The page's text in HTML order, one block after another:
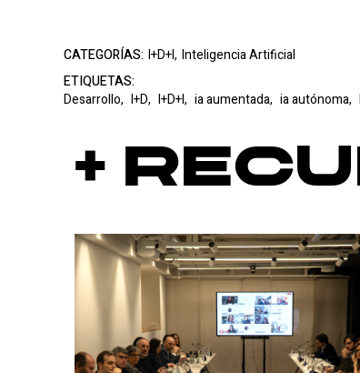
CATEGORÍAS: I+D+I, Inteligencia Artificial
ETIQUETAS:
Desarrollo, I+D, I+D+I, ia aumentada, ia autónoma,
+